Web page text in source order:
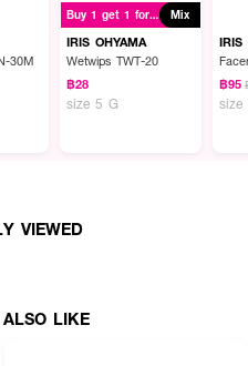
THPN-60M ไซส์ Mด้วย
อโรค ไวรัสและฝุ่นละออง PM 2.5 ได้
มเว้าด้านข้างแก้มช่วยกระชับใบหน้า
ร้อมกับสายรัดนุ่มสบายหูและทรงขอบ
THPN-30M
Buy 1 get 1 for ฿24 Mix
IRIS OHYAMA
Wetwips TWT-20
฿28
size 5 G
IRIS
฿95
size
VIEWED
LIKE